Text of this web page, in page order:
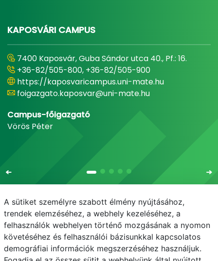
KAPOSVÁRI CAMPUS
7400 Kaposvár, Guba Sándor utca 40., Pf.: 16.
+36-82/505-800, +36-82/505-900
https://kaposvaricampus.uni-mate.hu
foigazgato.kaposvar@uni-mate.hu
Campus-főigazgató
Vörös Péter
E-mail Telefonkönyv NEPTUN
E-learning
Adatvédelem
A sütiket személyre szabott élmény nyújtásához,
trendek elemzéséhez, a webhely kezeléséhez, a
felhasználók webhelyen történő mozgásának a nyomon
követéséhez és felhasználói bázisunkkal kapcsolatos
demográfiai információk megszerzéséhez használjuk.